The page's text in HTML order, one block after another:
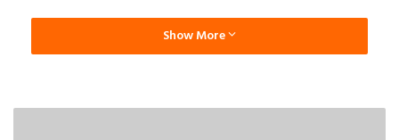
ओबीसी जनगणना पर उठाये सवाल .
Show More